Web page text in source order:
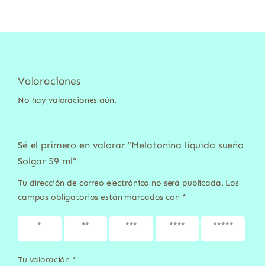
Valoraciones
No hay valoraciones aún.
Sé el primero en valorar “Melatonina líquida sueño
Solgar 59 ml”
Tu dirección de correo electrónico no será publicada. Los
campos obligatorios están marcados con *
1 de 5
2 de 5
3 de 5
4 de 5
5 de 5
Tu valoración *